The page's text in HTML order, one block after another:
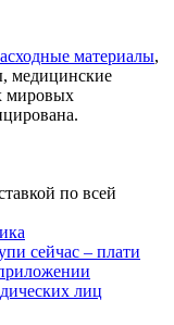
материалы,
медицинские
мировых
по всей
сейчас – плати
лиц